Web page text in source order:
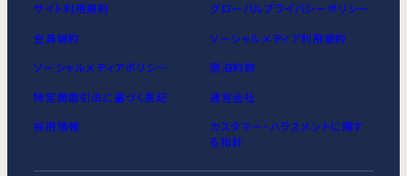
サイト利用規約 グローバルプライバシーポリシー
会員規約 ソーシャルメディア利用規約
ソーシャルメディアポリシー 宿泊約款
特定商取引法に基づく表記 運営会社
採用情報
カスタマー・ハラスメントに関す
る指針